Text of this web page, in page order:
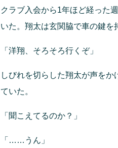
クラブ入会から1年ほど経った
いた。翔太は玄関脇で車の鍵を
「洋翔、そろそろ行くぞ」
しびれを切らした翔太が声を
ていた。
「聞こえてるのか？」
「……うん」